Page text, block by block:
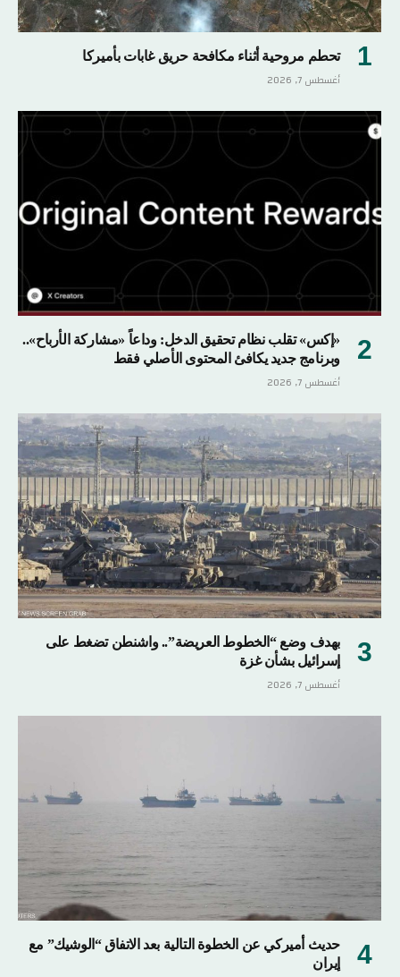
تحطم مروحية أثناء مكافحة حريق غابات بأميركا
أغسطس 7, 2026
«إكس» تقلب نظام تحقيق الدخل: وداعاً «مشاركة الأرباح»..
وبرنامج جديد يكافئ المحتوى الأصلي فقط
أغسطس 7, 2026
بهدف وضع “الخطوط العريضة”.. واشنطن تضغط على
إسرائيل بشأن غزة
أغسطس 7, 2026
حديث أميركي عن الخطوة التالية بعد الاتفاق “الوشيك” مع
إيران